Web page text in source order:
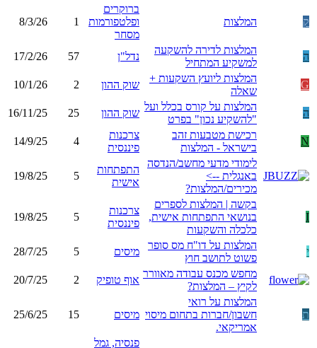
ק המלצות
ברוקרים
ופלטפורמות
מסחר
1
8/3/26
ה
המלצות לדירה להשקעה
למשקיע המתחיל
נדל"ן 57
17/2/26
G
המלצות ליועץ השקעות +
שאלה
שוק ההון 2
10/1/26
ה
המלצות על קורס בכלל ועל
"להשקיע נכון" בפרט
שוק ההון 25
16/11/25
N
רכישת מטבעות זהב
בישראל - המלצות
צרכנות
פיננסית
4
14/9/25
לימודי מדעי מחשב/הנדסה
באנגלית -->
מכירים/המלצות?
התפתחות
אישית
5
19/8/25
I
בקשה | המלצות לספרים
בנושאי התפתחות אישית,
כלכלה והשקעות
צרכנות
פיננסית
5
19/8/25
י
המלצות על דו"ח מס סופר
פשוט לתושב חוץ
מיסים 5
28/7/25
מחפש מכנס עבודה מאוורר
לקיץ – המלצות?
אוף טופיק 2
20/7/25
ת
המלצות על רואי
חשבון/חברות בתחום מיסוי
אמריקאי.
מיסים 15
25/6/25
פנסיה, גמל